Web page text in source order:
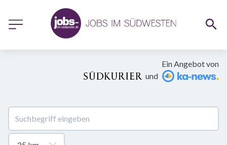
Ein Angebot von
und